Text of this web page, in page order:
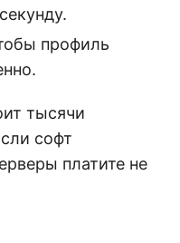
профиль
тысячи
софт
платите не